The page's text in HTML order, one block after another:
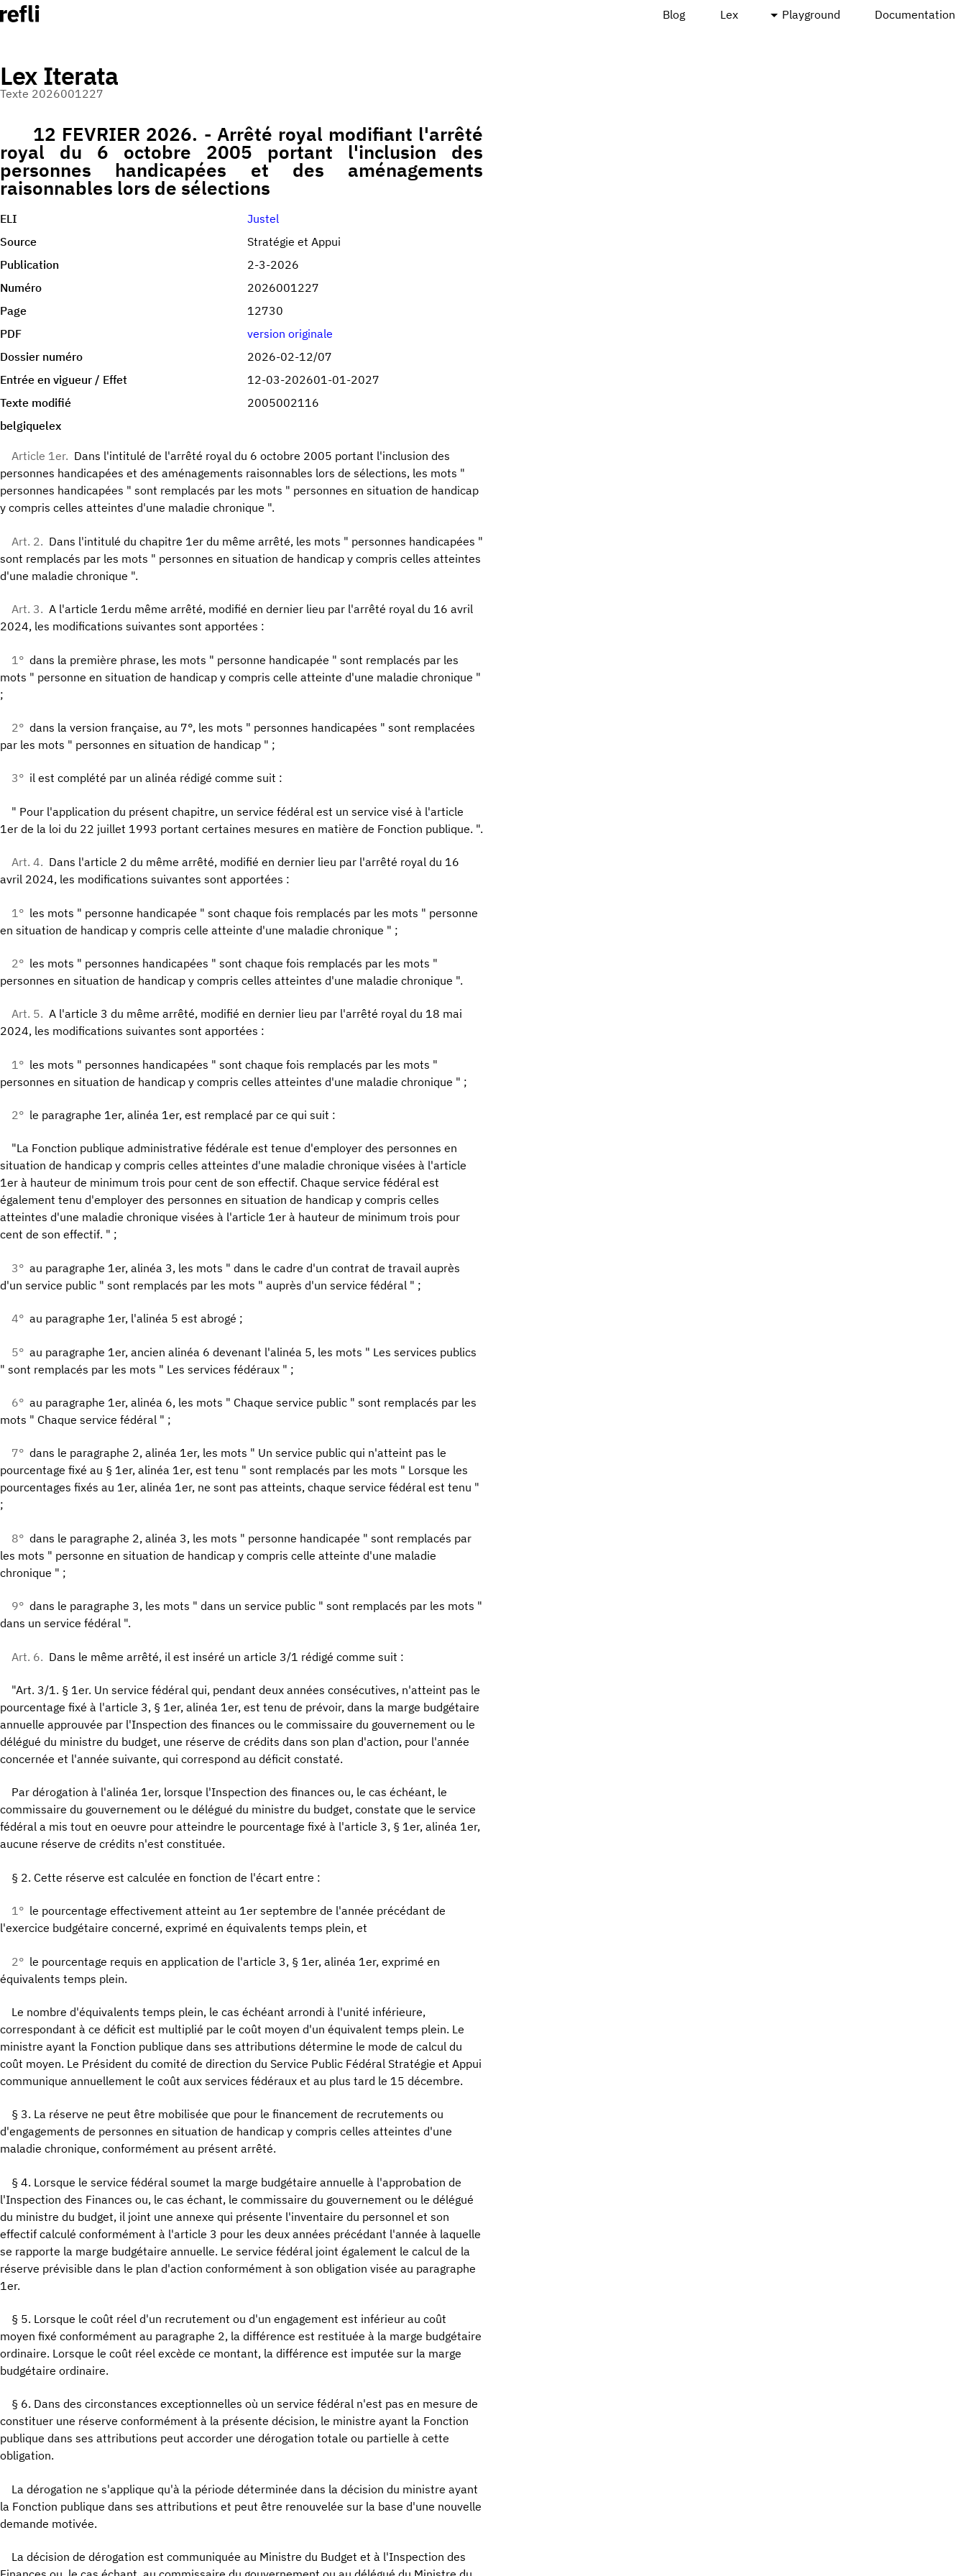
Blog Lex Playground Documentation
Lex Iterata
Texte 2026001227
12 FEVRIER 2026. - Arrêté royal modifiant l'arrêté
royal du 6 octobre 2005 portant l'inclusion des
personnes handicapées et des aménagements
raisonnables lors de sélections
ELI
Justel
Source
Stratégie et Appui
Publication
2-3-2026
Numéro
2026001227
Page
12730
PDF
version originale
Dossier numéro
2026-02-12/07
Entrée en vigueur / Effet
12-03-202601-01-2027
Texte modifié
2005002116
belgiquelex
Article 1er. Dans l'intitulé de l'arrêté royal du 6 octobre 2005 portant l'inclusion des
personnes handicapées et des aménagements raisonnables lors de sélections, les mots "
personnes handicapées " sont remplacés par les mots " personnes en situation de handicap
y compris celles atteintes d'une maladie chronique ".
Art. 2. Dans l'intitulé du chapitre 1er du même arrêté, les mots " personnes handicapées "
sont remplacés par les mots " personnes en situation de handicap y compris celles atteintes
d'une maladie chronique ".
Art. 3. A l'article 1erdu même arrêté, modifié en dernier lieu par l'arrêté royal du 16 avril
2024, les modifications suivantes sont apportées :
1° dans la première phrase, les mots " personne handicapée " sont remplacés par les
mots " personne en situation de handicap y compris celle atteinte d'une maladie chronique "
;
2° dans la version française, au 7°, les mots " personnes handicapées " sont remplacées
par les mots " personnes en situation de handicap " ;
3° il est complété par un alinéa rédigé comme suit :
" Pour l'application du présent chapitre, un service fédéral est un service visé à l'article
1er de la loi du 22 juillet 1993 portant certaines mesures en matière de Fonction publique. ".
Art. 4. Dans l'article 2 du même arrêté, modifié en dernier lieu par l'arrêté royal du 16
avril 2024, les modifications suivantes sont apportées :
1° les mots " personne handicapée " sont chaque fois remplacés par les mots " personne
en situation de handicap y compris celle atteinte d'une maladie chronique " ;
2° les mots " personnes handicapées " sont chaque fois remplacés par les mots "
personnes en situation de handicap y compris celles atteintes d'une maladie chronique ".
Art. 5. A l'article 3 du même arrêté, modifié en dernier lieu par l'arrêté royal du 18 mai
2024, les modifications suivantes sont apportées :
1° les mots " personnes handicapées " sont chaque fois remplacés par les mots "
personnes en situation de handicap y compris celles atteintes d'une maladie chronique " ;
2° le paragraphe 1er, alinéa 1er, est remplacé par ce qui suit :
"La Fonction publique administrative fédérale est tenue d'employer des personnes en
situation de handicap y compris celles atteintes d'une maladie chronique visées à l'article
1er à hauteur de minimum trois pour cent de son effectif. Chaque service fédéral est
également tenu d'employer des personnes en situation de handicap y compris celles
atteintes d'une maladie chronique visées à l'article 1er à hauteur de minimum trois pour
cent de son effectif. " ;
3° au paragraphe 1er, alinéa 3, les mots " dans le cadre d'un contrat de travail auprès
d'un service public " sont remplacés par les mots " auprès d'un service fédéral " ;
4° au paragraphe 1er, l'alinéa 5 est abrogé ;
5° au paragraphe 1er, ancien alinéa 6 devenant l'alinéa 5, les mots " Les services publics
" sont remplacés par les mots " Les services fédéraux " ;
6° au paragraphe 1er, alinéa 6, les mots " Chaque service public " sont remplacés par les
mots " Chaque service fédéral " ;
7° dans le paragraphe 2, alinéa 1er, les mots " Un service public qui n'atteint pas le
pourcentage fixé au § 1er, alinéa 1er, est tenu " sont remplacés par les mots " Lorsque les
pourcentages fixés au 1er, alinéa 1er, ne sont pas atteints, chaque service fédéral est tenu "
;
8° dans le paragraphe 2, alinéa 3, les mots " personne handicapée " sont remplacés par
les mots " personne en situation de handicap y compris celle atteinte d'une maladie
chronique " ;
9° dans le paragraphe 3, les mots " dans un service public " sont remplacés par les mots "
dans un service fédéral ".
Art. 6. Dans le même arrêté, il est inséré un article 3/1 rédigé comme suit :
"Art. 3/1. § 1er. Un service fédéral qui, pendant deux années consécutives, n'atteint pas le
pourcentage fixé à l'article 3, § 1er, alinéa 1er, est tenu de prévoir, dans la marge budgétaire
annuelle approuvée par l'Inspection des finances ou le commissaire du gouvernement ou le
délégué du ministre du budget, une réserve de crédits dans son plan d'action, pour l'année
concernée et l'année suivante, qui correspond au déficit constaté.
Par dérogation à l'alinéa 1er, lorsque l'Inspection des finances ou, le cas échéant, le
commissaire du gouvernement ou le délégué du ministre du budget, constate que le service
fédéral a mis tout en oeuvre pour atteindre le pourcentage fixé à l'article 3, § 1er, alinéa 1er,
aucune réserve de crédits n'est constituée.
§ 2. Cette réserve est calculée en fonction de l'écart entre :
1° le pourcentage effectivement atteint au 1er septembre de l'année précédant de
l'exercice budgétaire concerné, exprimé en équivalents temps plein, et
2° le pourcentage requis en application de l'article 3, § 1er, alinéa 1er, exprimé en
équivalents temps plein.
Le nombre d'équivalents temps plein, le cas échéant arrondi à l'unité inférieure,
correspondant à ce déficit est multiplié par le coût moyen d'un équivalent temps plein. Le
ministre ayant la Fonction publique dans ses attributions détermine le mode de calcul du
coût moyen. Le Président du comité de direction du Service Public Fédéral Stratégie et Appui
communique annuellement le coût aux services fédéraux et au plus tard le 15 décembre.
§ 3. La réserve ne peut être mobilisée que pour le financement de recrutements ou
d'engagements de personnes en situation de handicap y compris celles atteintes d'une
maladie chronique, conformément au présent arrêté.
§ 4. Lorsque le service fédéral soumet la marge budgétaire annuelle à l'approbation de
l'Inspection des Finances ou, le cas échant, le commissaire du gouvernement ou le délégué
du ministre du budget, il joint une annexe qui présente l'inventaire du personnel et son
effectif calculé conformément à l'article 3 pour les deux années précédant l'année à laquelle
se rapporte la marge budgétaire annuelle. Le service fédéral joint également le calcul de la
réserve prévisible dans le plan d'action conformément à son obligation visée au paragraphe
1er.
§ 5. Lorsque le coût réel d'un recrutement ou d'un engagement est inférieur au coût
moyen fixé conformément au paragraphe 2, la différence est restituée à la marge budgétaire
ordinaire. Lorsque le coût réel excède ce montant, la différence est imputée sur la marge
budgétaire ordinaire.
§ 6. Dans des circonstances exceptionnelles où un service fédéral n'est pas en mesure de
constituer une réserve conformément à la présente décision, le ministre ayant la Fonction
publique dans ses attributions peut accorder une dérogation totale ou partielle à cette
obligation.
La dérogation ne s'applique qu'à la période déterminée dans la décision du ministre ayant
la Fonction publique dans ses attributions et peut être renouvelée sur la base d'une nouvelle
demande motivée.
La décision de dérogation est communiquée au Ministre du Budget et à l'Inspection des